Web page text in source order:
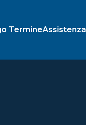
TermineAssistenza